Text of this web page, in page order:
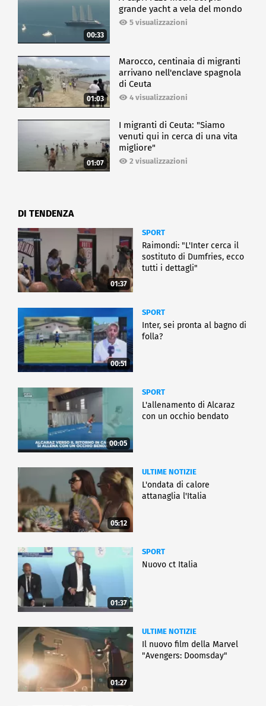
00:33
grande yacht a vela del mondo
5 visualizzazioni
01:03
Marocco, centinaia di migranti
arrivano nell'enclave spagnola
di Ceuta
4 visualizzazioni
01:07
I migranti di Ceuta: "Siamo
venuti qui in cerca di una vita
migliore"
2 visualizzazioni
DI TENDENZA
01:37
SPORT
Raimondi: "L'Inter cerca il
sostituto di Dumfries, ecco
tutti i dettagli"
00:51
SPORT
Inter, sei pronta al bagno di
folla?
00:05
SPORT
L'allenamento di Alcaraz
con un occhio bendato
05:12
ULTIME NOTIZIE
L'ondata di calore
attanaglia l'Italia
01:37
SPORT
Nuovo ct Italia
01:27
ULTIME NOTIZIE
Il nuovo film della Marvel
"Avengers: Doomsday"